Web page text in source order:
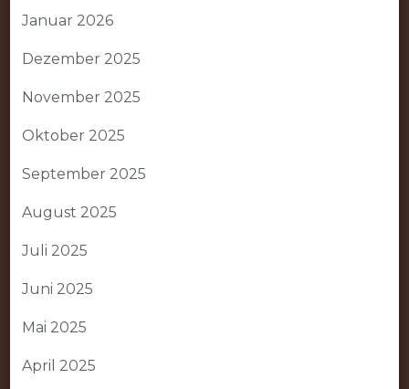
Januar 2026
Dezember 2025
November 2025
Oktober 2025
September 2025
August 2025
Juli 2025
Juni 2025
Mai 2025
April 2025